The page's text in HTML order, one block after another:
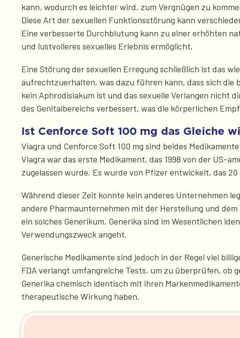
kann, wodurch es leichter wird, zum Vergnügen zu
Diese Art der sexuellen Funktionsstörung kann
Eine verbesserte Durchblutung kann zu einer erhöhten
und lustvolleres sexuelles Erlebnis ermöglicht.
Eine Störung der sexuellen Erregung schließlich ist das
aufrechtzuerhalten, was dazu führen kann, dass sich die
kein Aphrodisiakum ist und das sexuelle Verlangen nicht
des Genitalbereichs verbessert, was die körperlichen
Ist Cenforce Soft 100 mg das Gleiche
Viagra und Cenforce Soft 100 mg sind beides
Viagra war das erste Medikament, das 1998 von der US-
zugelassen wurde. Es wurde von Pfizer entwickelt, das
Während dieser Zeit konnte kein anderes Unternehmen
andere Pharmaunternehmen mit der Herstellung und
ein solches Generikum. Generika sind im Wesentlichen
Verwendungszweck angeht.
Generische Medikamente sind jedoch in der Regel viel
FDA verlangt umfangreiche Tests, um zu überprüfen, ob
Generika chemisch identisch mit ihren
therapeutische Wirkung haben.